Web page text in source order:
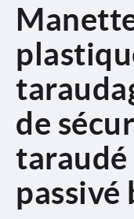
de
taraudé
passivé